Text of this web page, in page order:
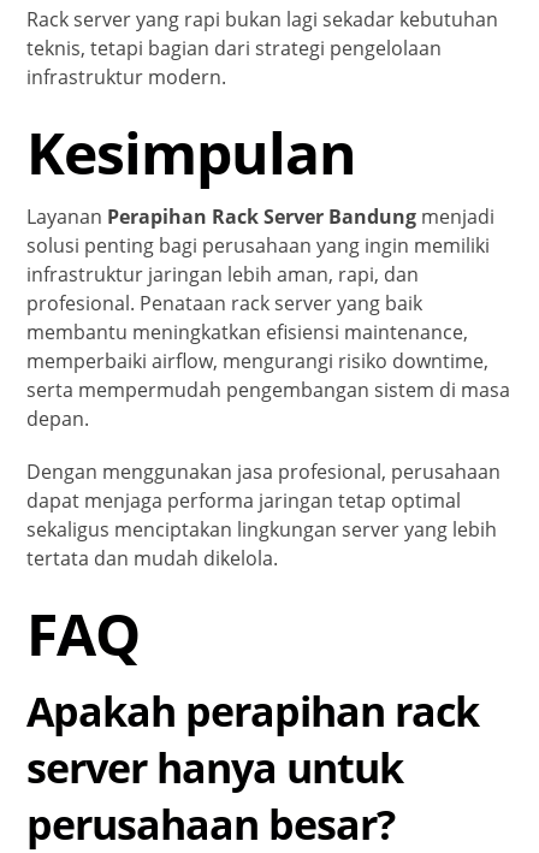
Rack server yang rapi bukan lagi sekadar kebutuhan
teknis, tetapi bagian dari strategi pengelolaan
infrastruktur modern.
Kesimpulan
Layanan Perapihan Rack Server Bandung menjadi
solusi penting bagi perusahaan yang ingin memiliki
infrastruktur jaringan lebih aman, rapi, dan
profesional. Penataan rack server yang baik
membantu meningkatkan efisiensi maintenance,
memperbaiki airflow, mengurangi risiko downtime,
serta mempermudah pengembangan sistem di masa
depan.
Dengan menggunakan jasa profesional, perusahaan
dapat menjaga performa jaringan tetap optimal
sekaligus menciptakan lingkungan server yang lebih
tertata dan mudah dikelola.
FAQ
Apakah perapihan rack
server hanya untuk
perusahaan besar?